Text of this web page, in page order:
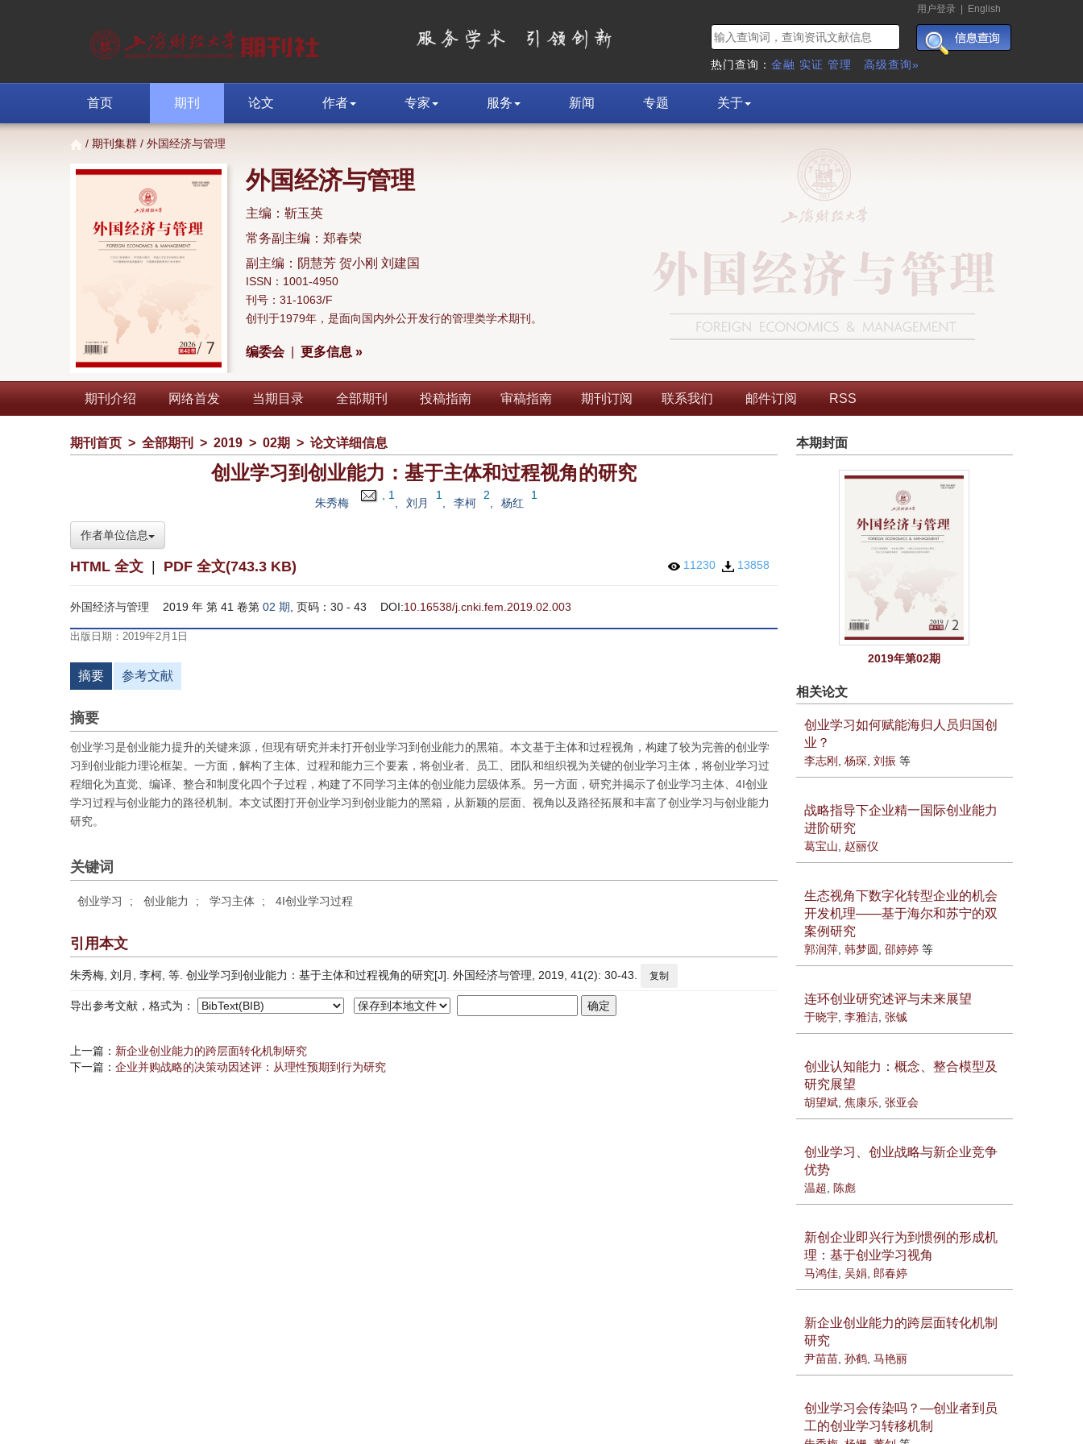
用户登录 English
热门查询： 金融 实证 管理 高级查询»
首页 期刊 论文 作者 专家 服务 新闻 专题 关于
/ 期刊集群 / 外国经济与管理
外国经济与管理
主编：靳玉英
常务副主编：郑春荣
副主编：阴慧芳 贺小刚 刘建国
ISSN：1001-4950
刊号：31-1063/F
创刊于1979年，是面向国内外公开发行的管理类学术期刊。
编委会| 更多信息 »
期刊介绍 网络首发 当期目录 全部期刊 投稿指南 审稿指南 期刊订阅 联系我们 邮件订阅 RSS
期刊首页 > 全部期刊 > 2019 > 02期 > 论文详细信息
创业学习到创业能力：基于主体和过程视角的研究
朱秀梅
, 1
, 刘月
1
, 李柯
2
杨红
1
作者单位信息
HTML 全文 PDF 全文(743.3 KB) 11230 13858
外国经济与管理 2019 年 第 41 卷第 02 期, 页码：30 - 43 DOI:10.16538/j.cnki.fem.2019.02.003
出版日期：2019年2月1日
摘要 参考文献
摘要
创业学习是创业能力提升的关键来源，但现有研究并未打开创业学习到创业能力的黑箱。本文基于主体和过程视角，构建了较为完善的创业学
习到创业能力理论框架。一方面，解构了主体、过程和能力三个要素，将创业者、员工、团队和组织视为关键的创业学习主体，将创业学习过
程细化为直觉、编译、整合和制度化四个子过程，构建了不同学习主体的创业能力层级体系。另一方面，研究并揭示了创业学习主体、4I创业
学习过程与创业能力的路径机制。本文试图打开创业学习到创业能力的黑箱，从新颖的层面、视角以及路径拓展和丰富了创业学习与创业能力
研究。
关键词
创业学习 ; 创业能力 ; 学习主体 ; 4I创业学习过程
引用本文
朱秀梅, 刘月, 李柯, 等. 创业学习到创业能力：基于主体和过程视角的研究[J]. 外国经济与管理, 2019, 41(2): 30-43. 复制
导出参考文献，格式为：
上一篇： 新企业创业能力的跨层面转化机制研究
下一篇： 企业并购战略的决策动因述评：从理性预期到行为研究
本期封面
2019年第02期
相关论文
创业学习如何赋能海归人员归国创
业？
李志刚 , 杨琛, 刘振 等
战略指导下企业精一国际创业能力
进阶研究
葛宝山, 赵丽仪
生态视角下数字化转型企业的机会
开发机理——基于海尔和苏宁的双
案例研究
郭润萍, 韩梦圆, 邵婷婷等
连环创业研究述评与未来展望
于晓宇, 李雅洁, 张铖
创业认知能力：概念、整合模型及
研究展望
胡望斌, 焦康乐, 张亚会
创业学习、创业战略与新企业竞争
优势
温超, 陈彪
新创企业即兴行为到惯例的形成机
理：基于创业学习视角
马鸿佳, 吴娟, 郎春婷
新企业创业能力的跨层面转化机制
研究
尹苗苗, 孙鹤, 马艳丽
创业学习会传染吗？—创业者到员
工的创业学习转移机制